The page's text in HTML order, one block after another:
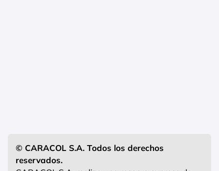
© CARACOL S.A. Todos los derechos
reservados.